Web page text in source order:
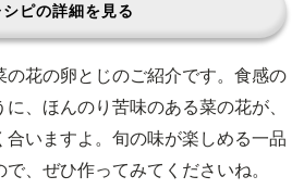
シピの詳細を見る
の花の卵とじのご紹介です。食感の
、ほんのり苦味のある菜の花が、
合いますよ。旬の味が楽しめる一品
、ぜひ作ってみてくださいね。